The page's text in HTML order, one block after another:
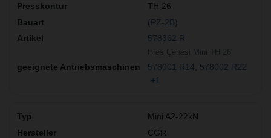
TH 26
(PZ-2B)
578362 R
578001 R14
578002 R22
+1
Mini A2-22kN
CGR